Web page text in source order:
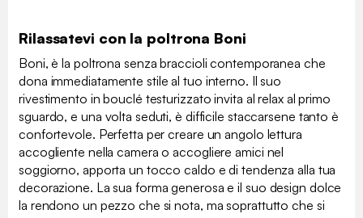
Rilassatevi con la poltrona Boni
Boni, è la poltrona senza braccioli contemporanea che
dona immediatamente stile al tuo interno. Il suo
rivestimento in bouclé testurizzato invita al relax al primo
sguardo, e una volta seduti, è difficile staccarsene tanto è
confortevole. Perfetta per creare un angolo lettura
accogliente nella camera o accogliere amici nel
soggiorno, apporta un tocco caldo e di tendenza alla tua
decorazione. La sua forma generosa e il suo design dolce
la rendono un pezzo che si nota, ma soprattutto che si